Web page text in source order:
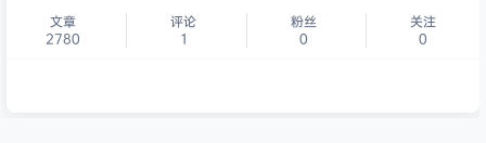
文章
2780
评论
1
粉丝
0
关注
0